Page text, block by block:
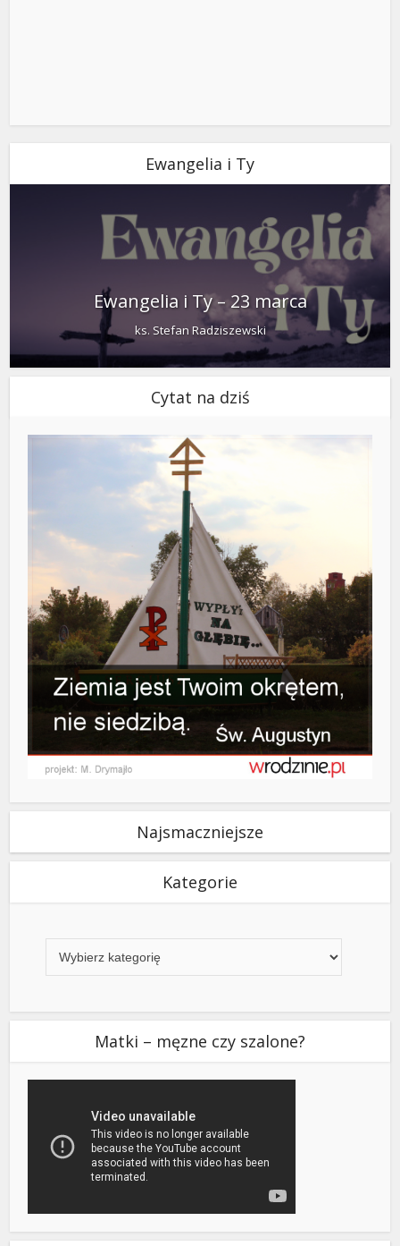
Ewangelia i Ty
Ewangelia i Ty – 23 marca
ks. Stefan Radziszewski
Cytat na dziś
Najsmaczniejsze
Kategorie
Matki – męzne czy szalone?